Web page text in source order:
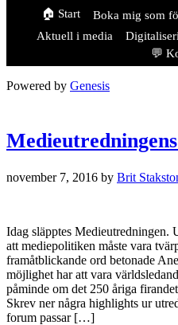
🏠 Start Boka mig som
Aktuell i media
💬
Powered by Genesis
november 7, 2016 by Brit
Idag släpptes Medieutredningen.
att mediepolitiken måste vara
framåtblickande ord betonade
möjlighet har att vara
påminde om det 250 åriga
Skrev ner några highlights ur
forum passar […]